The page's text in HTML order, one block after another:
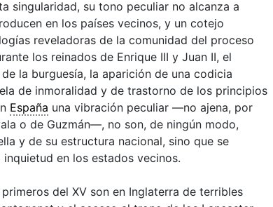
singularidad, su tono peculiar no alcanza a
en los países vecinos, y un cotejo
reveladoras de la comunidad del proceso
los reinados de Enrique III y Juan II, el
la burguesía, la aparición de una codicia
de inmoralidad y de trastorno de los principios
España una vibración peculiar —no ajena, por
o de Guzmán—, no son, de ningún modo,
y de su estructura nacional, sino que se
en los estados vecinos.
del XV son en Inglaterra de terribles